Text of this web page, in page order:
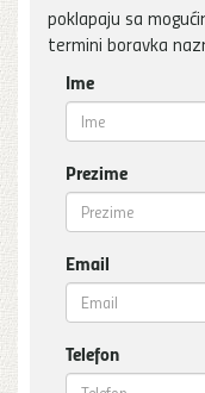
poklapaju sa
termini boravka
Ime
Prezime
Email
Telefon